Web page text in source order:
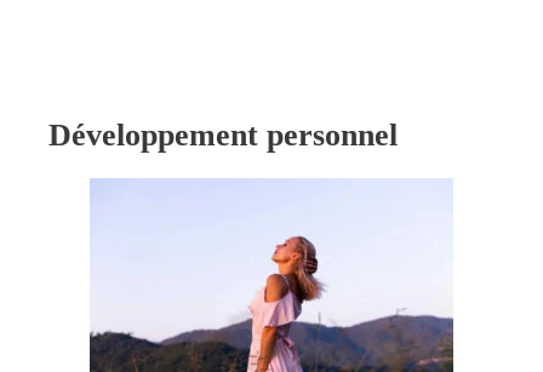
Développement personnel